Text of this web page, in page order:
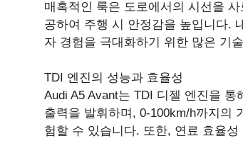
매혹적인 룩은 도로에서의 시선을
공하여 주행 시 안정감을 높입니다.
자 경험을 극대화하기 위한 많은 기
TDI 엔진의 성능과 효율성
Audi A5 Avant는 TDI 디젤 엔진을
출력을 발휘하며, 0-100km/h까지의
험할 수 있습니다. 또한, 연료 효율